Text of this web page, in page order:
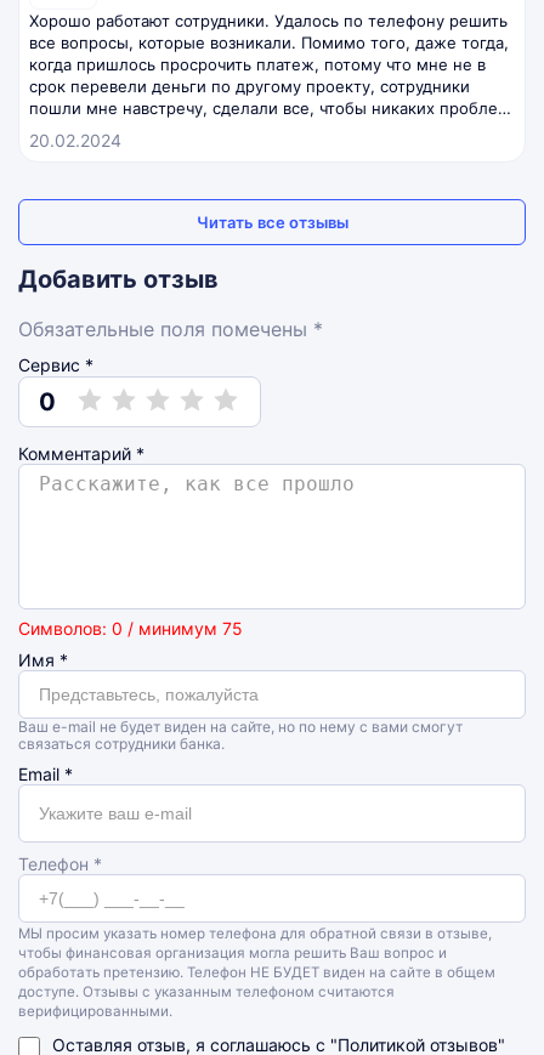
Хорошо работают сотрудники. Удалось по телефону решить
все вопросы, которые возникали. Помимо того, даже тогда,
когда пришлось просрочить платеж, потому что мне не в
срок перевели деньги по другому проекту, сотрудники
пошли мне навстречу, сделали все, чтобы никаких проблем
с моим обеспечением не было.
20.02.2024
Читать все отзывы
Добавить отзыв
Обязательные поля помечены *
Сервис *
0
Комментарий *
Символов: 0 / минимум 75
Имя *
Ваш e-mail не будет виден на сайте, но по нему с вами смогут
связаться сотрудники банка.
Email *
Телефон *
МЫ просим указать номер телефона для обратной связи в отзыве,
чтобы финансовая организация могла решить Ваш вопрос и
обработать претензию. Телефон НЕ БУДЕТ виден на сайте в общем
доступе. Отзывы с указанным телефоном считаются
верифицированными.
Оставляя отзыв, я соглашаюсь с "Политикой отзывов"